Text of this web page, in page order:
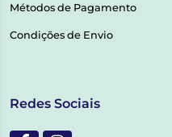
Métodos de Pagamento
Condições de Envio
Redes Sociais